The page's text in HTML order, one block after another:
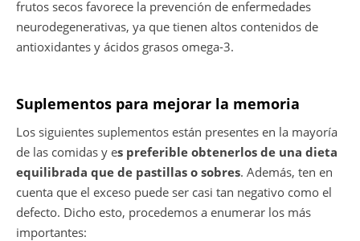
frutos secos favorece la prevención de enfermedades
neurodegenerativas, ya que tienen altos contenidos de
antioxidantes y ácidos grasos omega-3.
Suplementos para mejorar la memoria
Los siguientes suplementos están presentes en la mayoría
de las comidas y es preferible obtenerlos de una dieta
equilibrada que de pastillas o sobres. Además, ten en
cuenta que el exceso puede ser casi tan negativo como el
defecto. Dicho esto, procedemos a enumerar los más
importantes: